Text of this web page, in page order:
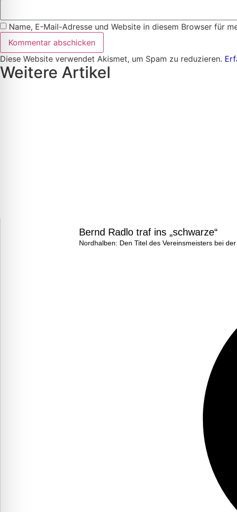
Name, E-Mail-Adresse und Website in diesem Browser für
Diese Website verwendet Akismet, um Spam zu reduzieren.
Weitere Artikel
Bernd Radlo traf ins „schwarze“
Nordhalben: Den Titel des Vereinsmeisters bei